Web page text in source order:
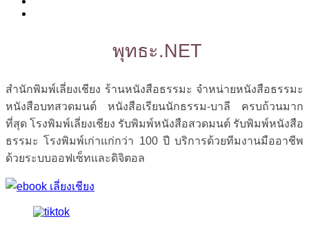
พุทธะ.NET
สำนักพิมพ์เลี่ยงเชียง ร้านหนังสือธรรมะ จำหน่ายหนังสือธรรมะ
หนังสือบทสวดมนต์ หนังสือเรียนนักธรรม-บาลี ครบถ้วนมาก
ที่สุด โรงพิมพ์เลี่ยงเชียง รับพิมพ์หนังสือสวดมนต์ รับพิมพ์หนังสือ
ธรรมะ โรงพิมพ์เก่าแก่กว่า 100 ปี บริการด้วยทีมงานมืออาชีพ
ด้วยระบบออฟเซ็ทและดิจิตอล